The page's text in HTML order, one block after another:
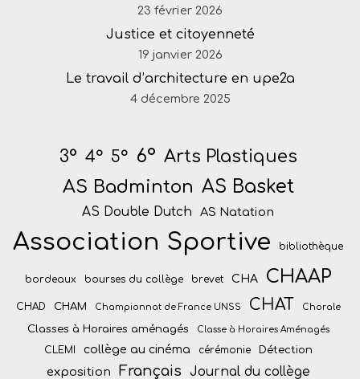
23 février 2026
Justice et citoyenneté
19 janvier 2026
Le travail d’architecture en upe2a
4 décembre 2025
3° 4° 5° 6° Arts Plastiques
AS Badminton AS Basket
AS Double Dutch AS Natation
Association Sportive bibliothèque
bordeaux bourses du collège brevet CHA CHAAP
CHAD CHAM Championnat de France UNSS CHAT Chorale
Classes à Horaires aménagés Classe à Horaires Aménagés
CLEMI collège au cinéma cérémonie Détection
exposition Français Journal du collège